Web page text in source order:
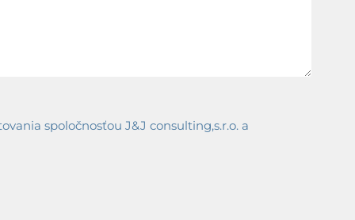
spoločnosťou J&J consulting,s.r.o. a